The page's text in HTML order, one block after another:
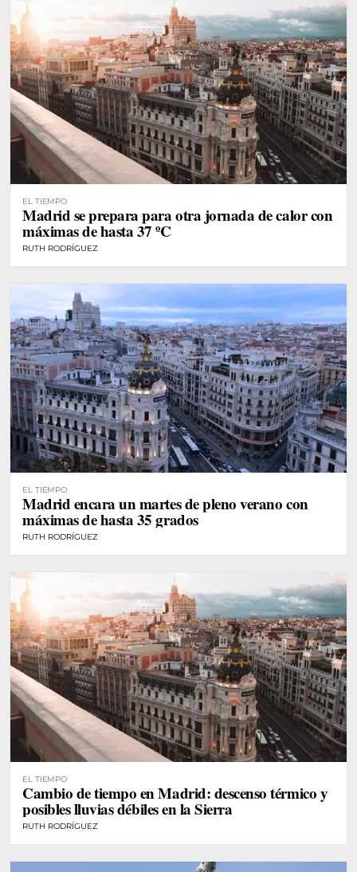
EL TIEMPO
Madrid se prepara para otra jornada de calor con
máximas de hasta 37 ºC
RUTH RODRÍGUEZ
EL TIEMPO
Madrid encara un martes de pleno verano con
máximas de hasta 35 grados
RUTH RODRÍGUEZ
EL TIEMPO
Cambio de tiempo en Madrid: descenso térmico y
posibles lluvias débiles en la Sierra
RUTH RODRÍGUEZ